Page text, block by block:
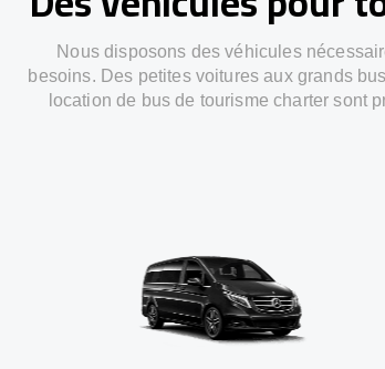
Nous disposons des véhicules
besoins. Des petites voitures aux grands
location de bus de tourisme charter sont